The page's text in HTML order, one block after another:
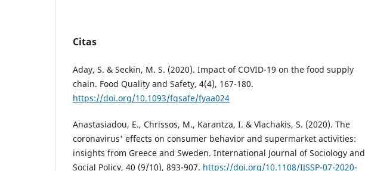
Citas
Aday, S. & Seckin, M. S. (2020). Impact of COVID-19 on the food supply
chain. Food Quality and Safety, 4(4), 167-180.
https://doi.org/10.1093/fqsafe/fyaa024
Anastasiadou, E., Chrissos, M., Karantza, I. & Vlachakis, S. (2020). The
coronavirus' effects on consumer behavior and supermarket activities:
insights from Greece and Sweden. International Journal of Sociology and
Social Policy, 40 (9/10), 893-907. https://doi.org/10.1108/IJSSP-07-2020-